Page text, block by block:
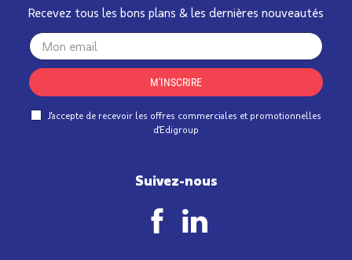
Recevez tous les bons plans & les dernières nouveautés
Your
email
M'INSCRIRE
J'accepte de recevoir les offres commerciales et promotionnelles
d'Edigroup
Suivez-nous